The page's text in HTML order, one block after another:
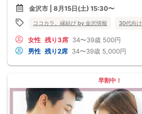
金沢市 | 8月15日(土) 15:30〜
ココカラ。縁結び by 金沢情報 30代向け
女性 残り3席 34〜39歳 500円
男性 残り2席 34〜39歳 5,000円
早割中！